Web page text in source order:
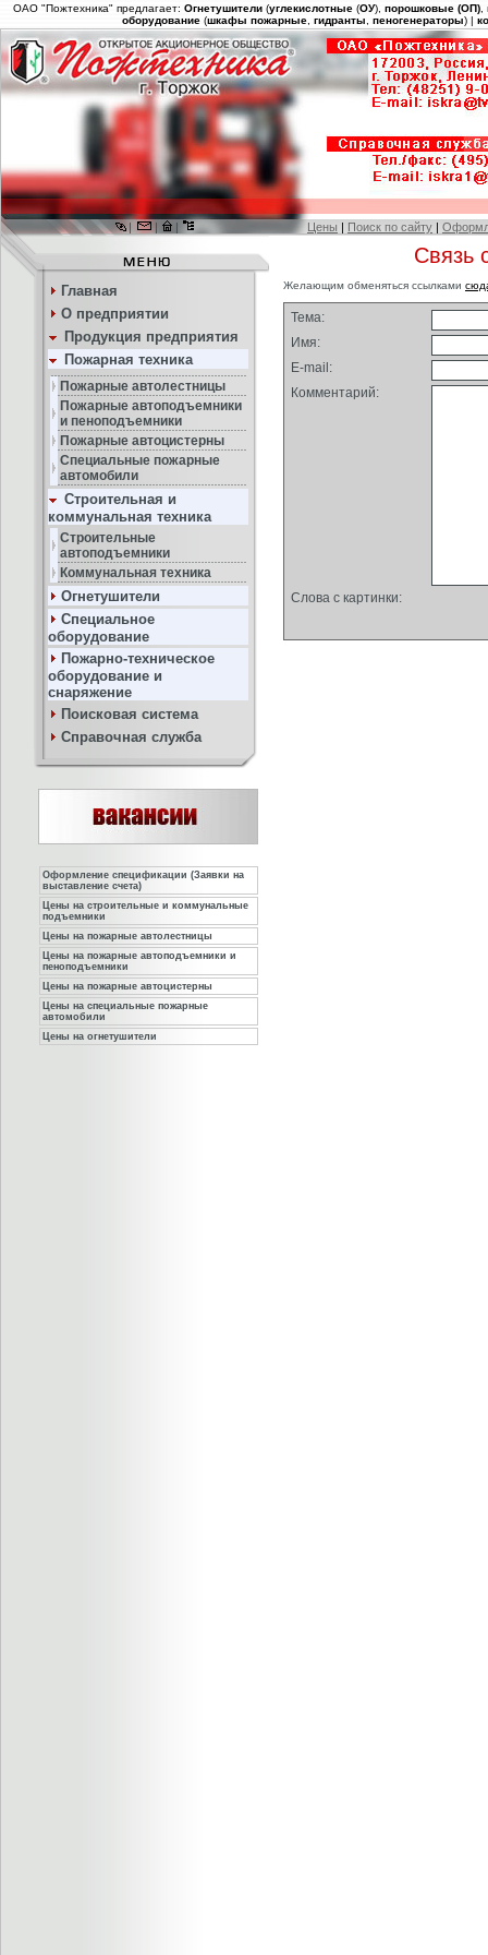
ОАО "Пожтехника" предлагает:Огнетушители (углекислотные (ОУ),порошковые (ОП)
оборудование (шкафы пожарные гидранты пеногенераторы) |
| | | Цены | Поиск по сайту |
Главная
О предприятии
Продукция предприятия
Пожарная техника
Пожарные автолестницы
Пожарные автоподъемники
и пеноподъемники
Пожарные автоцистерны
Специальные пожарные
автомобили
Строительная и
коммунальная техника
Строительные
автоподъемники
Коммунальная техника
Огнетушители
Специальное
оборудование
Пожарно-техническое
оборудование и
снаряжение
Поисковая система
Справочная служба
Оформление спецификации (Заявки на
выставление счета)
Цены на строительные и коммунальные
подъемники
Цены на пожарные автолестницы
Цены на пожарные автоподъемники и
пеноподъемники
Цены на пожарные автоцистерны
Цены на специальные пожарные
автомобили
Цены на огнетушители
Связь
Желающим обменяться ссылками
Тема:
Имя:
E-mail:
Комментарий:
Слова с картинки: